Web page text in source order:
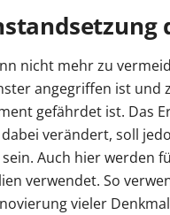
nicht mehr zu
angegriffen ist und
gefährdet ist. Das
verändert, soll
Auch hier werden
verwendet. So
vieler